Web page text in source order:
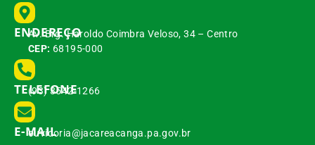
ENDEREÇO
Av. Brg. Haroldo Coimbra Veloso, 34 – Centro
CEP: 68195-000
TELEFONE
(93) 3542-1266
E-MAIL
ouvidoria@jacareacanga.pa.gov.br